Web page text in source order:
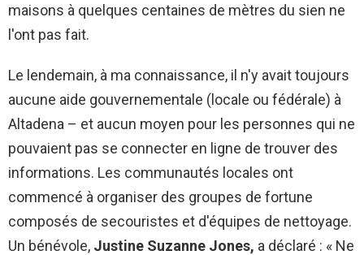
maisons à quelques centaines de mètres du sien ne
l'ont pas fait.
Le lendemain, à ma connaissance, il n'y avait toujours
aucune aide gouvernementale (locale ou fédérale) à
Altadena – et aucun moyen pour les personnes qui ne
pouvaient pas se connecter en ligne de trouver des
informations. Les communautés locales ont
commencé à organiser des groupes de fortune
composés de secouristes et d'équipes de nettoyage.
Un bénévole, Justine Suzanne Jones, a déclaré : « Ne